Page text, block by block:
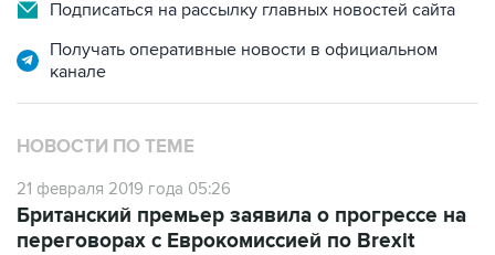
Подписаться на рассылку главных новостей сайта
Получать оперативные новости в официальном
канале
НОВОСТИ ПО ТЕМЕ
21 февраля 2019 года 05:26
Британский премьер заявила о прогрессе на
переговорах с Еврокомиссией по Brexit